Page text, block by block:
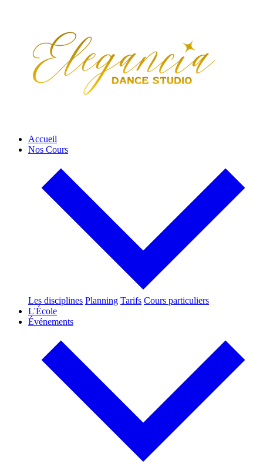
Accueil
Nos Cours
Les disciplines Planning Tarifs Cours particuliers
L'École
Événements